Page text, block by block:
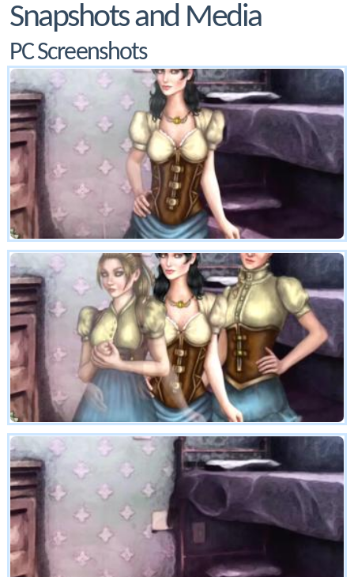
Snapshots and Media
PC Screenshots